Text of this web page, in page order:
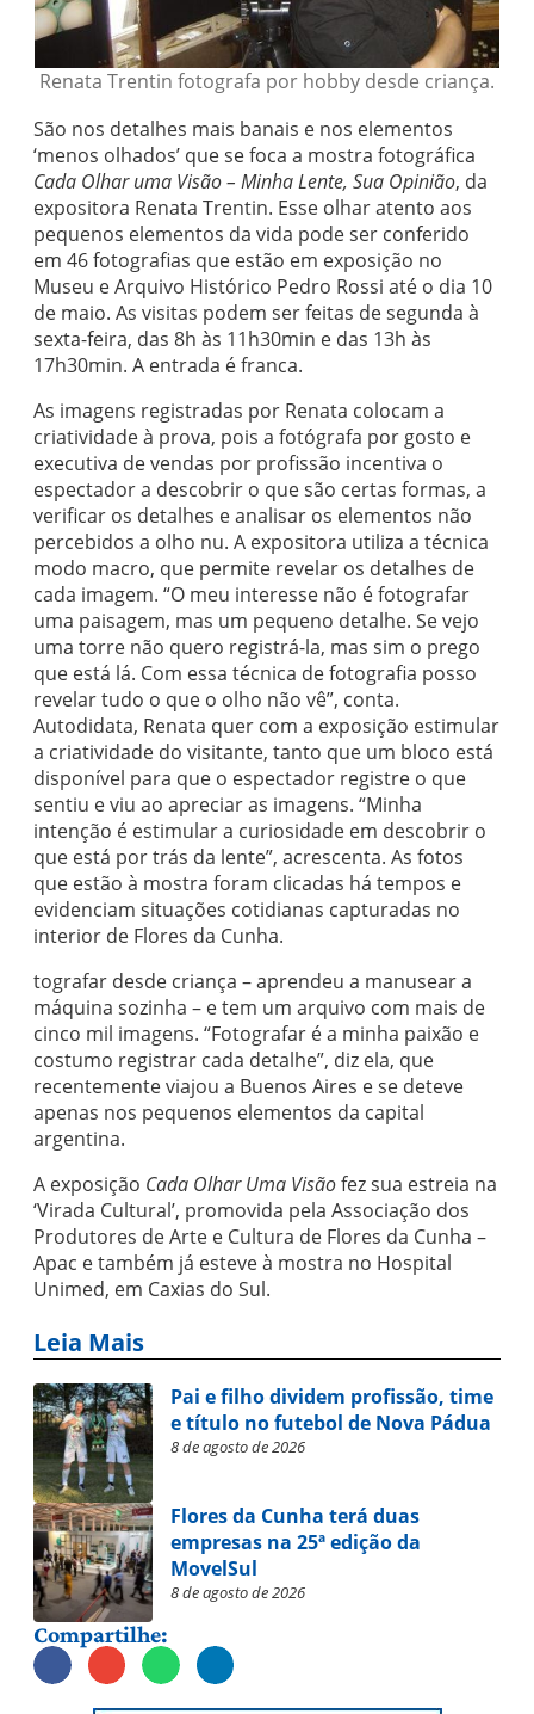
Renata Trentin fotografa por hobby desde criança.
São nos detalhes mais banais e nos elementos
‘menos olhados’ que se foca a mostra fotográfica
Cada Olhar uma Visão – Minha Lente, Sua Opinião, da
expositora Renata Trentin. Esse olhar atento aos
pequenos elementos da vida pode ser conferido
em 46 fotografias que estão em exposição no
Museu e Arquivo Histórico Pedro Rossi até o dia 10
de maio. As visitas podem ser feitas de segunda à
sexta-feira, das 8h às 11h30min e das 13h às
17h30min. A entrada é franca.
As imagens registradas por Renata colocam a
criatividade à prova, pois a fotógrafa por gosto e
executiva de vendas por profissão incentiva o
espectador a descobrir o que são certas formas, a
verificar os detalhes e analisar os elementos não
percebidos a olho nu. A expositora utiliza a técnica
modo macro, que permite revelar os detalhes de
cada imagem. “O meu interesse não é fotografar
uma paisagem, mas um pequeno detalhe. Se vejo
uma torre não quero registrá-la, mas sim o prego
que está lá. Com essa técnica de fotografia posso
revelar tudo o que o olho não vê”, conta.
Autodidata, Renata quer com a exposição estimular
a criatividade do visitante, tanto que um bloco está
disponível para que o espectador registre o que
sentiu e viu ao apreciar as imagens. “Minha
intenção é estimular a curiosidade em descobrir o
que está por trás da lente”, acrescenta. As fotos
que estão à mostra foram clicadas há tempos e
evidenciam situações cotidianas capturadas no
interior de Flores da Cunha.
tografar desde criança – aprendeu a manusear a
máquina sozinha – e tem um arquivo com mais de
cinco mil imagens. “Fotografar é a minha paixão e
costumo registrar cada detalhe”, diz ela, que
recentemente viajou a Buenos Aires e se deteve
apenas nos pequenos elementos da capital
argentina.
A exposição Cada Olhar Uma Visãofez sua estreia na
‘Virada Cultural’, promovida pela Associação dos
Produtores de Arte e Cultura de Flores da Cunha –
Apac e também já esteve à mostra no Hospital
Unimed, em Caxias do Sul.
Leia Mais
Pai e filho dividem profissão, time
e título no futebol de Nova Pádua
8 de agosto de 2026
Flores da Cunha terá duas
empresas na 25ª edição da
MovelSul
8 de agosto de 2026
Compartilhe: